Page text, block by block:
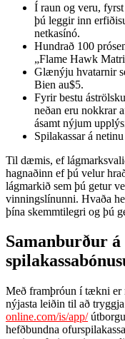
Í raun og veru,
þú leggir inn
netkasínó.
Hundrað 100
„Flame Hawk
Glænýju hvatarnir
Bien au$5.
Fyrir bestu
neðan eru nokkrar
ásamt nýjum
Spilakassar á
Til dæmis, ef
hagnaðinn ef þú velur
lágmarkið sem þú getur
vinningslínunni. Hvaða
þína skemmtilegri og þú
Samanburður á
Með framþróun í tækni
nýjasta leiðin til að
online.com/is/app/
hefðbundna